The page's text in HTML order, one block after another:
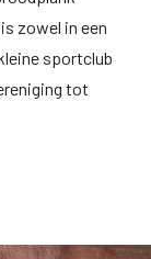
zowel in een
sportclub
tot